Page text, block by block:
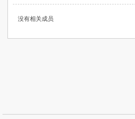
没有相关成员